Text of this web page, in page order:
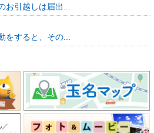
お引越しは届出...
をすると、その...